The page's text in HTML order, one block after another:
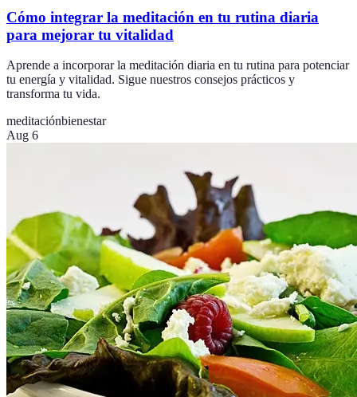
Cómo integrar la meditación en tu rutina diaria
para mejorar tu vitalidad
Aprende a incorporar la meditación diaria en tu rutina para potenciar
tu energía y vitalidad. Sigue nuestros consejos prácticos y
transforma tu vida.
meditaciónbienestar
Aug 6